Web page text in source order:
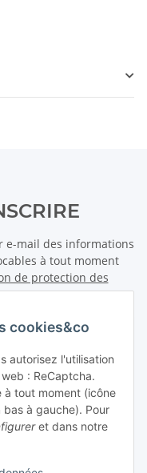
cookies&co
autorisez l'utilisation
: ReCaptcha.
à tout moment (icône
à gauche). Pour
et dans notre
e-mail des informations
à tout moment
de protection des
S'INSCRIRE